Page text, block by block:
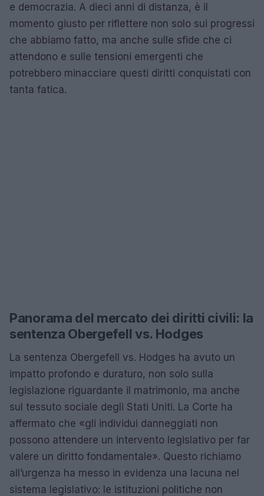
e democrazia. A dieci anni di distanza, è il
momento giusto per riflettere non solo sui progressi
che abbiamo fatto, ma anche sulle sfide che ci
attendono e sulle tensioni emergenti che
potrebbero minacciare questi diritti conquistati con
tanta fatica.
Panorama del mercato dei diritti civili: la
sentenza Obergefell vs. Hodges
La sentenza Obergefell vs. Hodges ha avuto un
impatto profondo e duraturo, non solo sulla
legislazione riguardante il matrimonio, ma anche
sul tessuto sociale degli Stati Uniti. La Corte ha
affermato che «gli individui danneggiati non
possono attendere un intervento legislativo per far
valere un diritto fondamentale». Questo richiamo
all’urgenza ha messo in evidenza una lacuna nel
sistema legislativo: le istituzioni politiche non